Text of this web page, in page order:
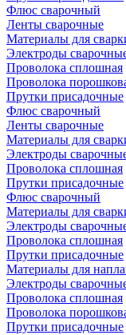
Флюс сварочный
Ленты сварочные
Материалы для
Электроды
Проволока сплошная
Проволока
Прутки присадочные
Флюс сварочный
Ленты сварочные
Материалы для
Электроды
Проволока сплошная
Прутки присадочные
Флюс сварочный
Материалы для
Электроды
Проволока сплошная
Прутки присадочные
Материалы для
Электроды
Проволока сплошная
Проволока
Прутки присадочные